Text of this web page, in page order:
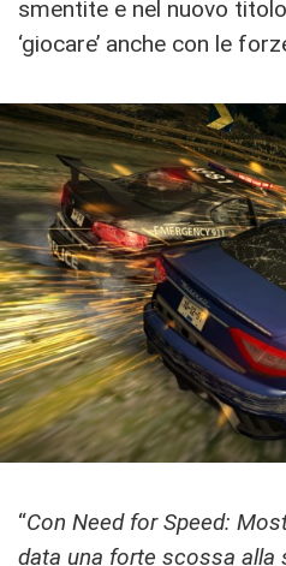
smentite e nel nuovo
‘giocare’ anche con le
“Con Need for Speed:
data una forte scossa alla